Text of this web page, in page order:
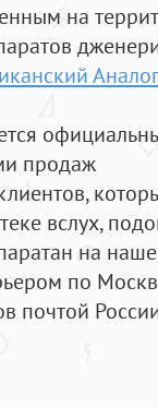
на
продаж
вслух,
на
по
почтой